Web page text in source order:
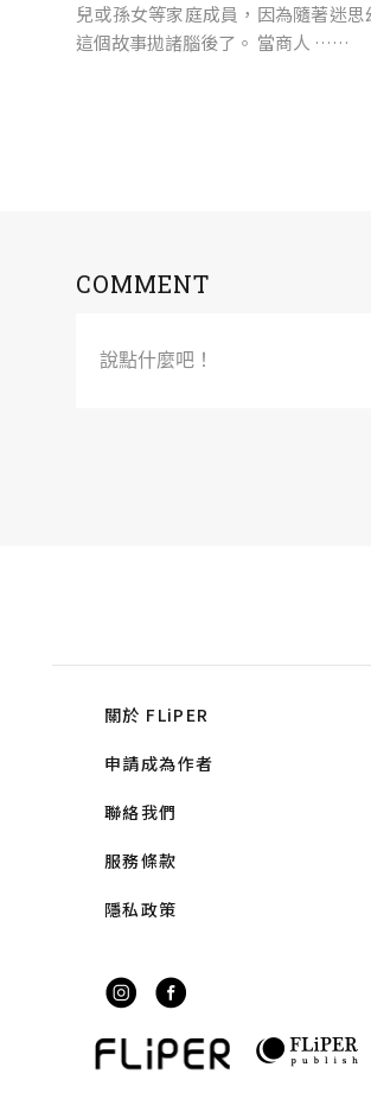
兒或孫女等家庭成員，因為隨著迷
這個故事拋諸腦後了。 當商人 ……
COMMENT
說點什麼吧！
關於 FLiPER
申請成為作者
聯絡我們
服務條款
隱私政策